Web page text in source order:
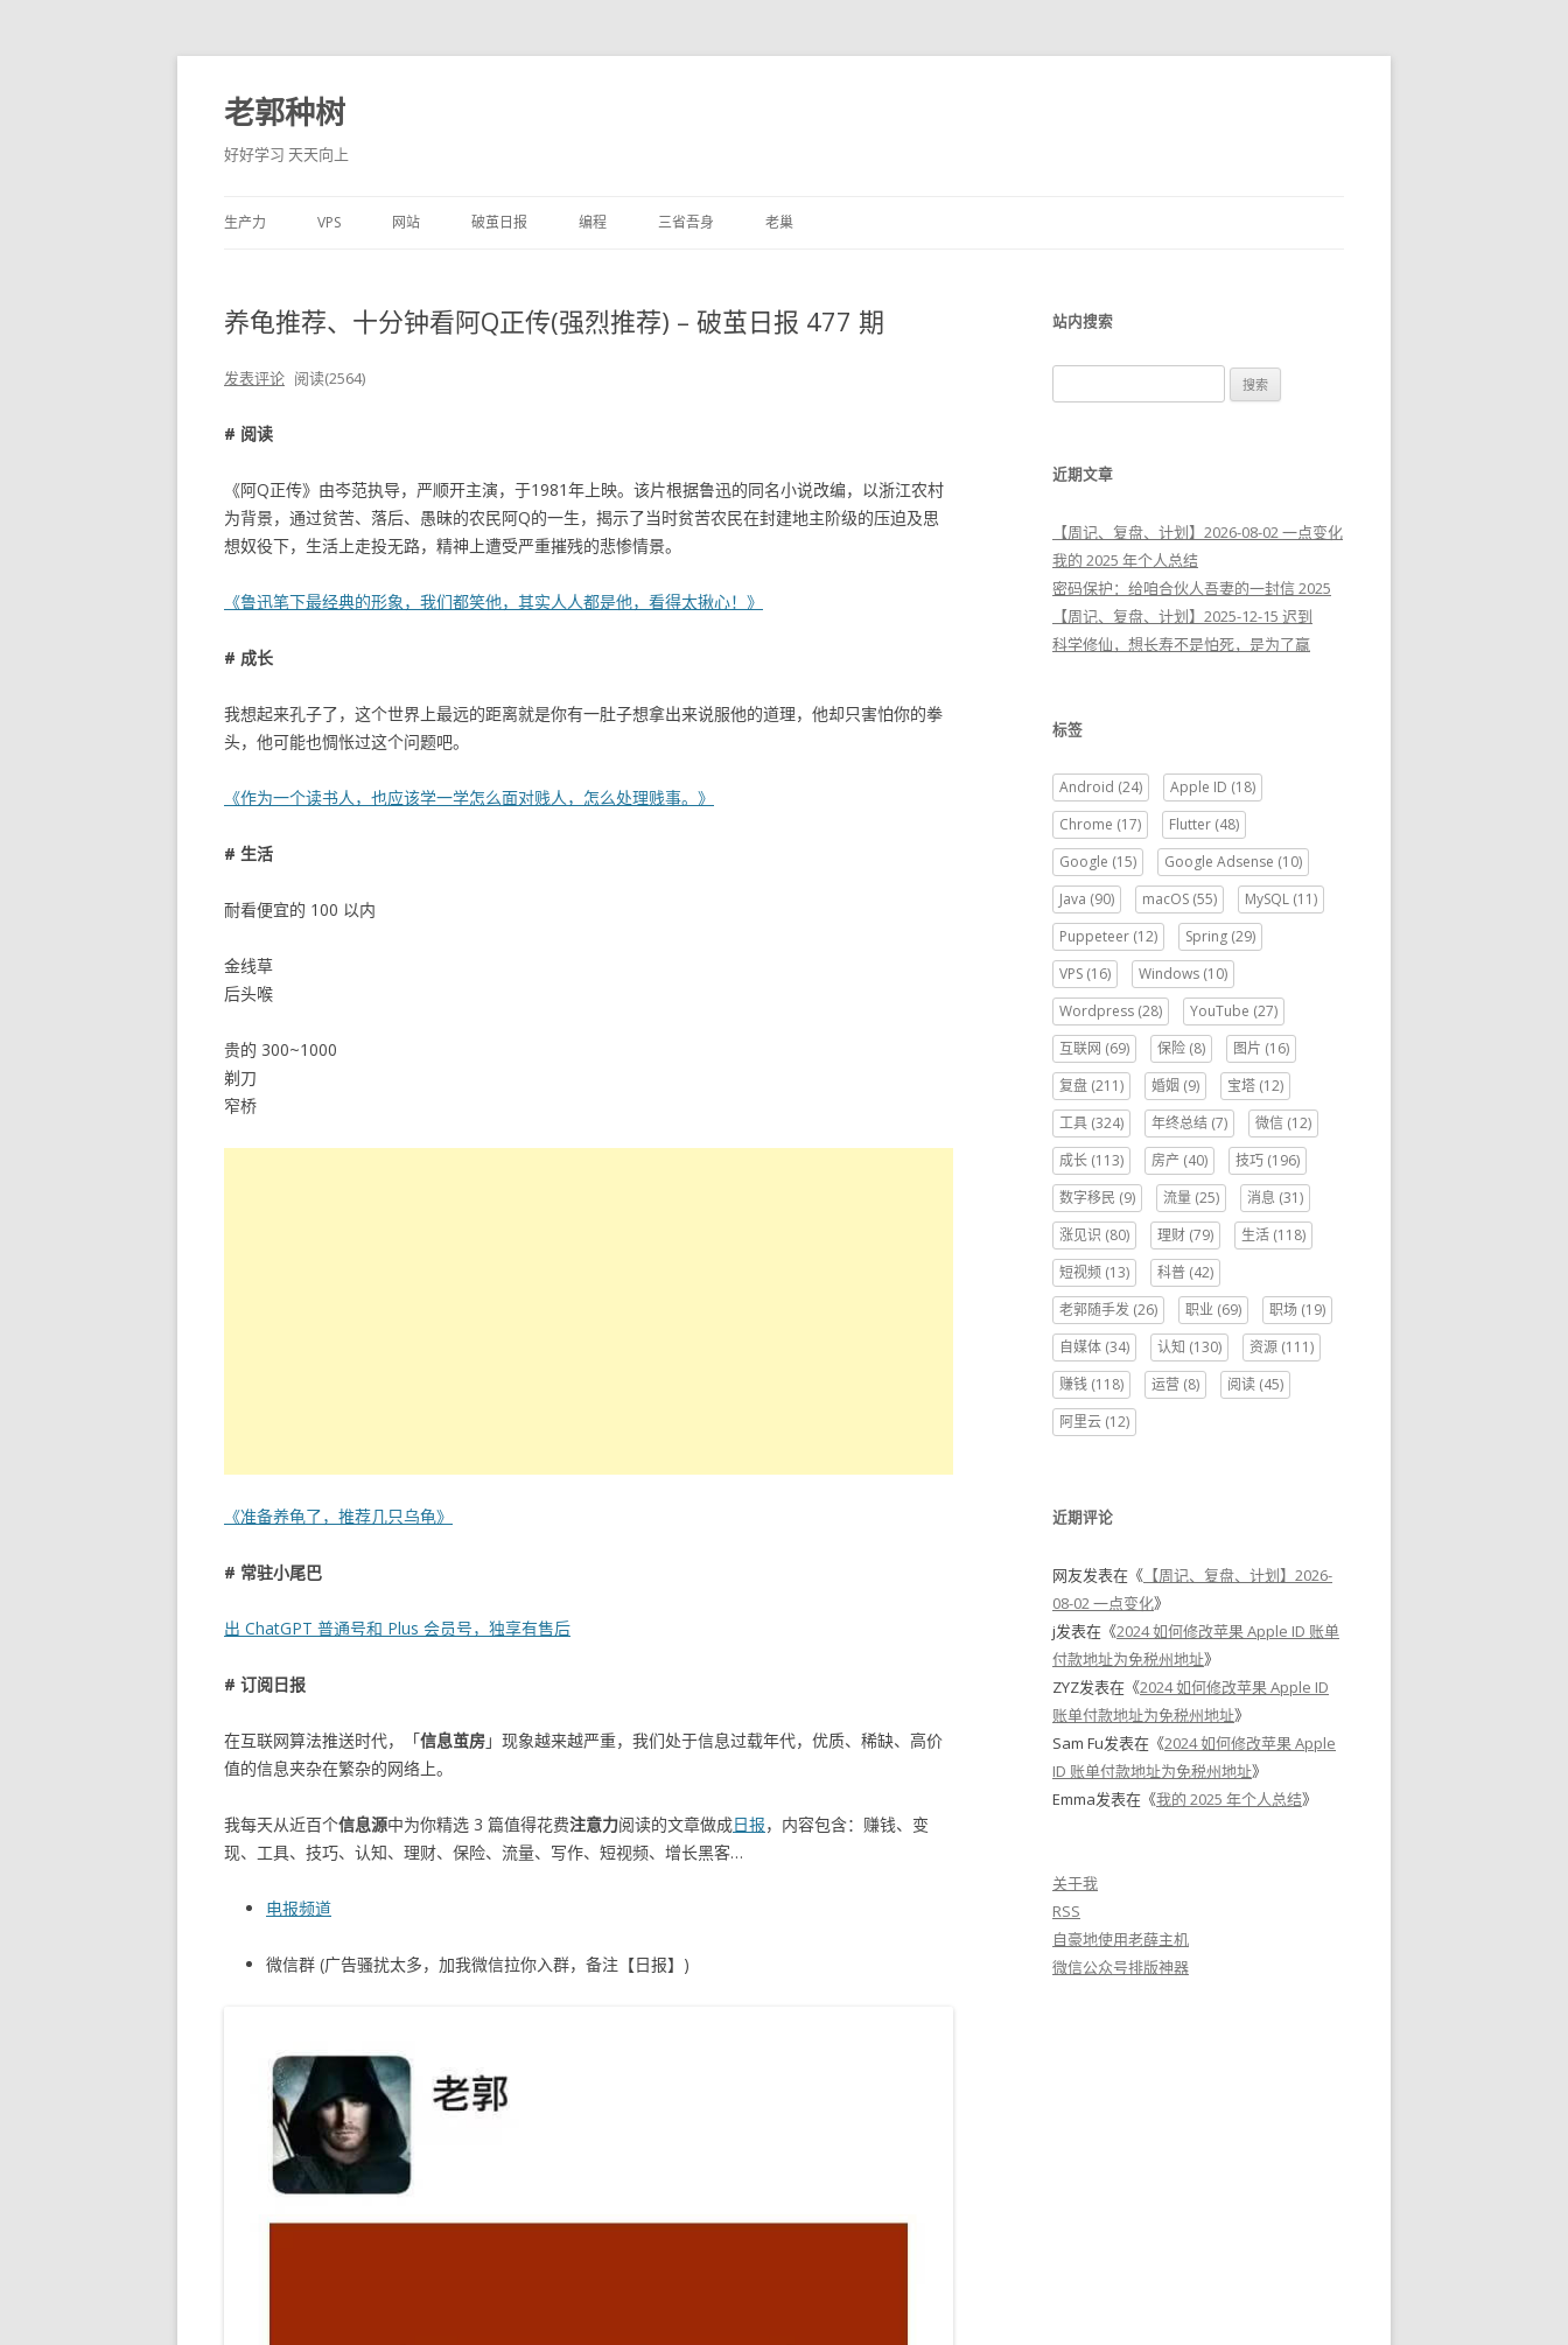
老郭种树
好好学习 天天向上
至
正
生产力 VPS 网站 破茧日报 编程 三省吾身 老巢
养龟推荐、十分钟看阿Q正传(强烈推荐) – 破茧日报 477 期
发表评论 阅读(2564)
# 阅读
《阿Q正传》由岑范执导，严顺开主演，于1981年上映。该片根据鲁迅的同名小说改编，以浙江农村
为背景，通过贫苦、落后、愚昧的农民阿Q的一生，揭示了当时贫苦农民在封建地主阶级的压迫及思
想奴役下，生活上走投无路，精神上遭受严重摧残的悲惨情景。
《鲁迅笔下最经典的形象，我们都笑他，其实人人都是他，看得太揪心！》
# 成长
我想起来孔子了，这个世界上最远的距离就是你有一肚子想拿出来说服他的道理，他却只害怕你的拳
头，他可能也惆怅过这个问题吧。
《作为一个读书人，也应该学一学怎么面对贱人，怎么处理贱事。》
# 生活
耐看便宜的 100 以内
金线草
后头喉
贵的 300~1000
剃刀
窄桥
《准备养龟了，推荐几只乌龟》
# 常驻小尾巴
出 ChatGPT 普通号和 Plus 会员号，独享有售后
# 订阅日报
在互联网算法推送时代，「信息茧房」现象越来越严重，我们处于信息过载年代，优质、稀缺、高价
值的信息夹杂在繁杂的网络上。
我每天从近百个信息源中为你精选 3 篇值得花费注意力阅读的文章做成日报，内容包含：赚钱、变
现、工具、技巧、认知、理财、保险、流量、写作、短视频、增长黑客…
电报频道
微信群 (广告骚扰太多，加我微信拉你入群，备注【日报】)
站内搜索
索
近期文章
【周记、复盘、计划】2026-08-02 一点变化
我的 2025 年个人总结
密码保护：给咱合伙人吾妻的一封信 2025
【周记、复盘、计划】2025-12-15 迟到
科学修仙，想长寿不是怕死，是为了赢
标签
Android (24) Apple ID (18)
Chrome (17) Flutter (48)
Google (15) Google Adsense (10)
Java (90) macOS (55) MySQL (11)
Puppeteer (12) Spring (29)
VPS (16) Windows (10)
Wordpress (28) YouTube (27)
互联网 (69) 保险 (8) 图片 (16)
复盘 (211) 婚姻 (9) 宝塔 (12)
工具 (324) 年终总结 (7) 微信 (12)
成长 (113) 房产 (40) 技巧 (196)
数字移民 (9) 流量 (25) 消息 (31)
涨见识 (80) 理财 (79) 生活 (118)
短视频 (13) 科普 (42)
老郭随手发 (26) 职业 (69) 职场 (19)
自媒体 (34) 认知 (130) 资源 (111)
赚钱 (118) 运营 (8) 阅读 (45)
阿里云 (12)
近期评论
网友发表在《 【周记、复盘、计划】2026-
08-02 一点变化》
j发表在《2024 如何修改苹果 Apple ID 账单
付款地址为免税州地址》
ZYZ发表在《2024 如何修改苹果 Apple ID
账单付款地址为免税州地址》
Sam Fu发表在《2024 如何修改苹果 Apple
ID 账单付款地址为免税州地址》
Emma发表在《我的 2025 年个人总结》
关于我
RSS
自豪地使用老薛主机
微信公众号排版神器